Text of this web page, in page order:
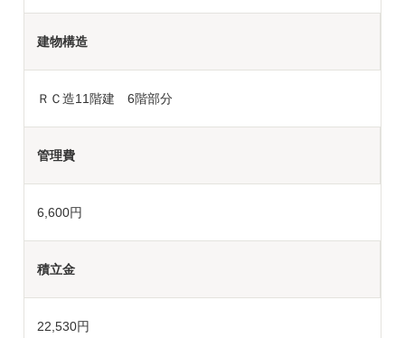
建物構造
ＲＣ造11階建 6階部分
管理費
6,600円
積立金
22,530円